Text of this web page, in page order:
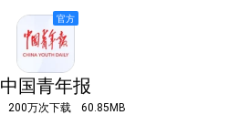
中国青年报
200万次下载 60.85MB